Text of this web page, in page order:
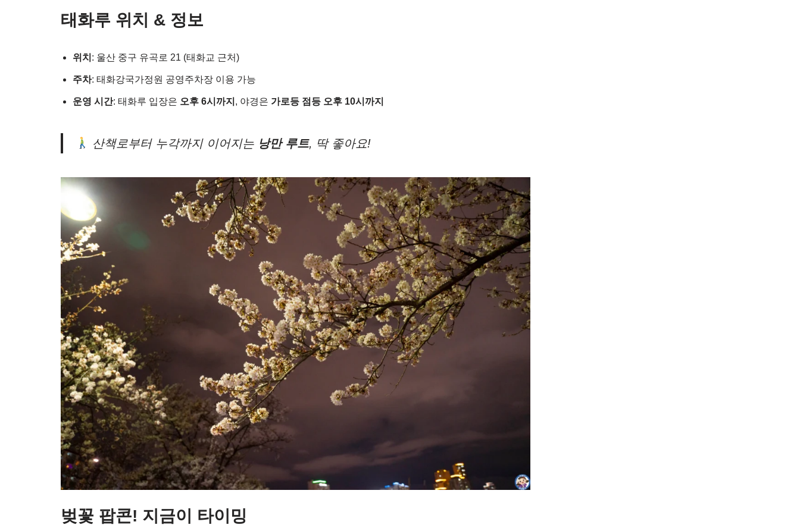
태화루 위치 & 정보
위치 : 울산 중구 유곡로 21 (태화교 근처)
주차: 태화강국가정원 공영주차장 이용 가능
운영 시간: 태화루 입장은 오후 6시까지 , 야경은 가로등 점등 오후 10시까지
산책로부터 누각까지 이어지는 낭만 루트, 딱 좋아요!
벚꽃 팝콘! 지금이 타이밍